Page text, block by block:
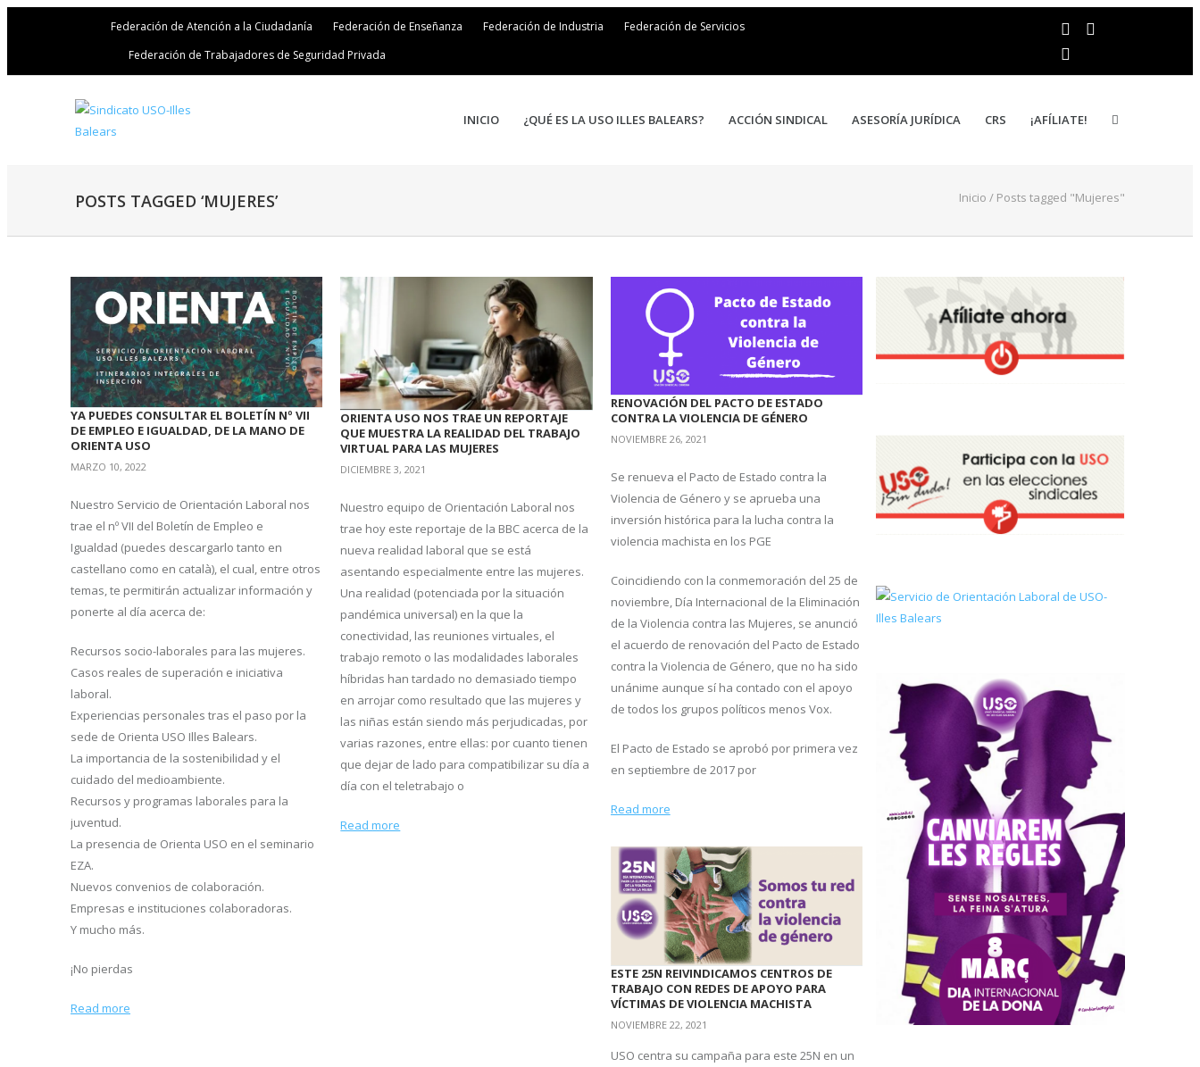
Federación de Atención a la Ciudadanía Federación de Enseñanza Federación de Industria
Federación de Servicios
Federación de Trabajadores de Seguridad Privada
INICIO ¿QUÉ ES LA USO ILLES BALEARS? ACCIÓN SINDICAL ASESORÍA JURÍDICA CRS ¡AFÍLIATE!
POSTS TAGGED ‘MUJERES’ Inicio / Posts tagged "Mujeres"
YA PUEDES CONSULTAR EL BOLETÍN Nº VII
DE EMPLEO E IGUALDAD, DE LA MANO DE
ORIENTA USO
MARZO 10, 2022
Nuestro Servicio de Orientación Laboral nos
trae el nº VII del Boletín de Empleo e
Igualdad (puedes descargarlo tanto en
castellano como en català), el cual, entre otros
temas, te permitirán actualizar información y
ponerte al día acerca de:
Recursos socio-laborales para las mujeres.
Casos reales de superación e iniciativa
laboral.
Experiencias personales tras el paso por la
sede de Orienta USO Illes Balears.
La importancia de la sostenibilidad y el
cuidado del medioambiente.
Recursos y programas laborales para la
juventud.
La presencia de Orienta USO en el seminario
EZA.
Nuevos convenios de colaboración.
Empresas e instituciones colaboradoras.
Y mucho más.
¡No pierdas
Read more
ORIENTA USO NOS TRAE UN REPORTAJE
QUE MUESTRA LA REALIDAD DEL TRABAJO
VIRTUAL PARA LAS MUJERES
DICIEMBRE 3, 2021
Nuestro equipo de Orientación Laboral nos
trae hoy este reportaje de la BBC acerca de la
nueva realidad laboral que se está
asentando especialmente entre las mujeres.
Una realidad (potenciada por la situación
pandémica universal) en la que la
conectividad, las reuniones virtuales, el
trabajo remoto o las modalidades laborales
híbridas han tardado no demasiado tiempo
en arrojar como resultado que las mujeres y
las niñas están siendo más perjudicadas, por
varias razones, entre ellas: por cuanto tienen
que dejar de lado para compatibilizar su día a
día con el teletrabajo o
Read more
RENOVACIÓN DEL PACTO DE ESTADO
CONTRA LA VIOLENCIA DE GÉNERO
NOVIEMBRE 26, 2021
Se renueva el Pacto de Estado contra la
Violencia de Género y se aprueba una
inversión histórica para la lucha contra la
violencia machista en los PGE
Coincidiendo con la conmemoración del 25 de
noviembre, Día Internacional de la Eliminación
de la Violencia contra las Mujeres, se anunció
el acuerdo de renovación del Pacto de Estado
contra la Violencia de Género, que no ha sido
unánime aunque sí ha contado con el apoyo
de todos los grupos políticos menos Vox.
El Pacto de Estado se aprobó por primera vez
en septiembre de 2017 por
Read more
ESTE 25N REIVINDICAMOS CENTROS DE
TRABAJO CON REDES DE APOYO PARA
VÍCTIMAS DE VIOLENCIA MACHISTA
NOVIEMBRE 22, 2021
USO centra su campaña para este 25N en un